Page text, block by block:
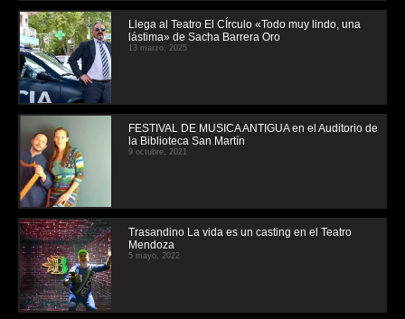
Llega al Teatro El CÍrculo «Todo muy lindo, una
lástima» de Sacha Barrera Oro
13 marzo, 2025
FESTIVAL DE MUSICA ANTIGUA en el Auditorio de
la Biblioteca San Martín
9 octubre, 2021
Trasandino La vida es un casting en el Teatro
Mendoza
5 mayo, 2022